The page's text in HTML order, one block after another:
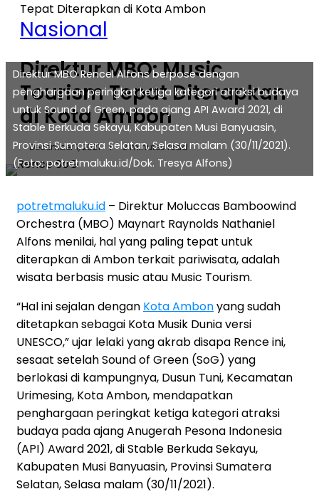
Tepat Diterapkan di Kota Ambon
Nasional
Direktur MBO: Music
Tourism Tepat Diterapkan
di Kota Ambon
December 1, 2021 1 2 minutes read
Direktur MBO Rencel Alfons berpose dengan
penghargaan peringkat ketiga kategori atraksi budaya
untuk Sound of Green, pada ajang API Award 2021, di
Stable Berkuda Sekayu, Kabupaten Musi Banyuasin,
Provinsi Sumatera Selatan, Selasa malam (30/11/2021).
(Foto: potretmaluku.id/Dok. Tresya Alfons)
potretmaluku.id – Direktur Moluccas Bamboowind
Orchestra (MBO) Maynart Raynolds Nathaniel
Alfons menilai, hal yang paling tepat untuk
diterapkan di Ambon terkait pariwisata, adalah
wisata berbasis music atau Music Tourism.
“Hal ini sejalan dengan Kota Ambonyang sudah
ditetapkan sebagai Kota Musik Dunia versi
UNESCO,” ujar lelaki yang akrab disapa Rence ini,
sesaat setelah Sound of Green (SoG) yang
berlokasi di kampungnya, Dusun Tuni, Kecamatan
Urimesing, Kota Ambon, mendapatkan
penghargaan peringkat ketiga kategori atraksi
budaya pada ajang Anugerah Pesona Indonesia
(API) Award 2021, di Stable Berkuda Sekayu,
Kabupaten Musi Banyuasin, Provinsi Sumatera
Selatan, Selasa malam (30/11/2021).